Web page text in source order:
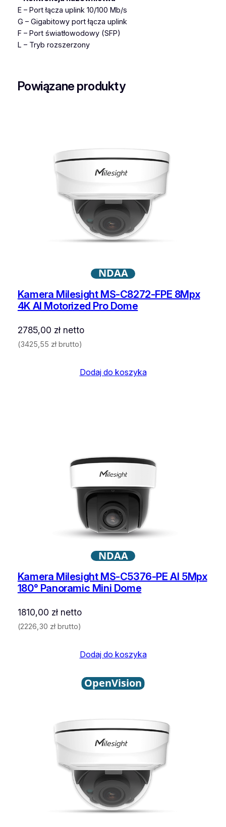
E – Port łącza uplink 10/100 Mb/s
G – Gigabitowy port łącza uplink
F – Port światłowodowy (SFP)
L – Tryb rozszerzony
Powiązane produkty
NDAA
Kamera Milesight MS-C8272-FPE 8Mpx
4K AI Motorized Pro Dome
2785,00 złnetto
(3425,55 złbrutto)
Dodaj do koszyka
NDAA
Kamera Milesight MS-C5376-PE AI 5Mpx
180° Panoramic Mini Dome
1810,00 złnetto
(2226,30 złbrutto)
Dodaj do koszyka
OpenVision